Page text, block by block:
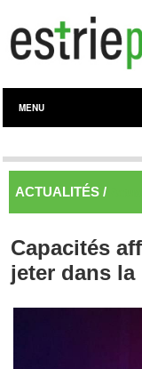
MENU
ACTUALITÉS /
Capacités
jeter dans la